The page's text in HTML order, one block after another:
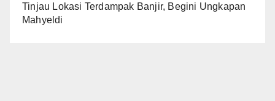
Tinjau Lokasi Terdampak Banjir, Begini Ungkapan
Mahyeldi